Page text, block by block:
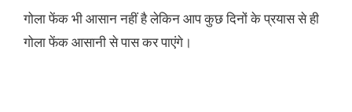
गोला फेंक भी आसान नहीं है लेकिन आप कुछ दिनों के प्रयास से ही
गोला फेंक आसानी से पास कर पाएंगे।